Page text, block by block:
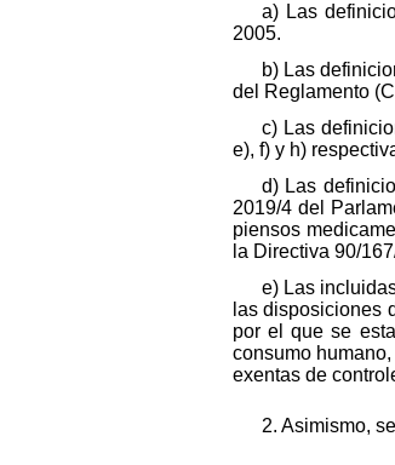
a) Las
2005.
b) Las
del Reglamento
c) Las
e), f) y h)
d) Las
2019/4 del
piensos
la Directiva 90/
e) Las
las disposiciones
por el que se
consumo
exentas de
2. Asimismo,